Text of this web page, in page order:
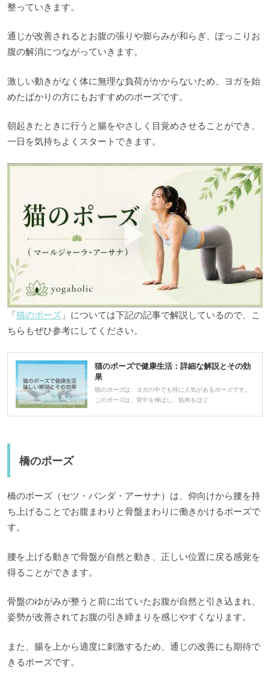
整っていきます。
通じが改善されるとお腹の張りや膨らみが和らぎ、ぽっこりお
腹の解消につながっていきます。
激しい動きがなく体に無理な負荷がかからないため、ヨガを始
めたばかりの方にもおすすめのポーズです。
朝起きたときに行うと腸をやさしく目覚めさせることができ、
一日を気持ちよくスタートできます。
「猫のポーズ」については下記の記事で解説しているので、こ
ちらもぜひ参考にしてください。
猫のポーズで健康生活：詳細な解説とその効
果
猫のポーズは、ヨガの中でも特に人気があるポーズです。
このポーズは、背中を伸ばし、筋肉をほぐ
橋のポーズ
橋のポーズ（セツ・バンダ・アーサナ）は、仰向けから腰を持
ち上げることでお腹まわりと骨盤まわりに働きかけるポーズで
す。
腰を上げる動きで骨盤が自然と動き、正しい位置に戻る感覚を
得ることができます。
骨盤のゆがみが整うと前に出ていたお腹が自然と引き込まれ、
姿勢が改善されてお腹の引き締まりを感じやすくなります。
また、腸を上から適度に刺激するため、通じの改善にも期待で
きるポーズです。